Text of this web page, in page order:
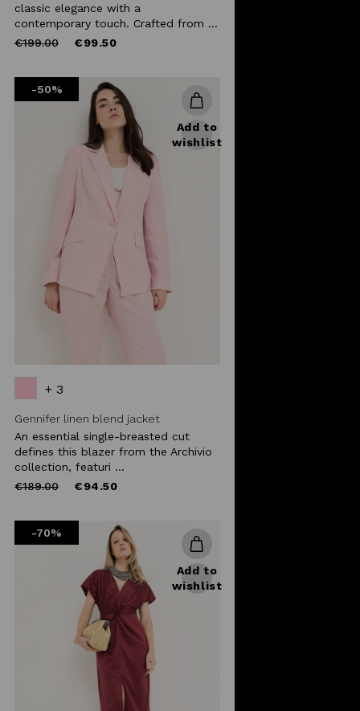
classic elegance with a
contemporary touch. Crafted from ...
Price
€199.00to €99.50
-50%
Add to
wishlist
+ 3
Gennifer linen blend jacket
An essential single-breasted cut
defines this blazer from the Archivio
collection, featuri ...
Price
€189.00to €94.50
-70%
Add to
wishlist